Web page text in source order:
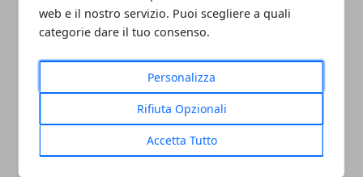
web e il nostro servizio. Puoi scegliere a quali
categorie dare il tuo consenso.
Personalizza
Rifiuta Opzionali
Accetta Tutto
ADDETTO/A ALLE VENDITE
ABBIGLIAMENTO APPARTENENTE ALLE
CATEGORIE PROTETTE - OUTLET CASTEL
ROMANO